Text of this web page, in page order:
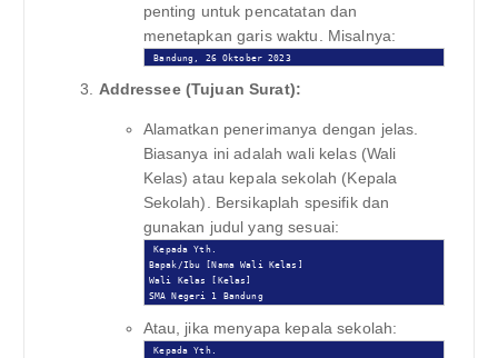
penting untuk pencatatan dan
menetapkan garis waktu. Misalnya:
Bandung, 26 Oktober 2023
Addressee (Tujuan Surat):
Alamatkan penerimanya dengan jelas.
Biasanya ini adalah wali kelas (Wali
Kelas) atau kepala sekolah (Kepala
Sekolah). Bersikaplah spesifik dan
gunakan judul yang sesuai:
Kepada Yth.
Bapak/Ibu [Nama Wali Kelas]
Wali Kelas [Kelas]
SMA Negeri 1 Bandung
Atau, jika menyapa kepala sekolah:
Kepada Yth.